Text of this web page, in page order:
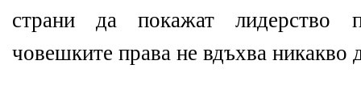
страни да покажат лидерство
човешките права не вдъхва никакво